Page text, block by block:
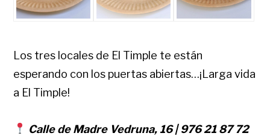
Los tres locales de El Timple te están
esperando con los puertas abiertas…¡Larga vida
a El Timple!
Calle de Madre Vedruna, 16 | 976 21 87 72